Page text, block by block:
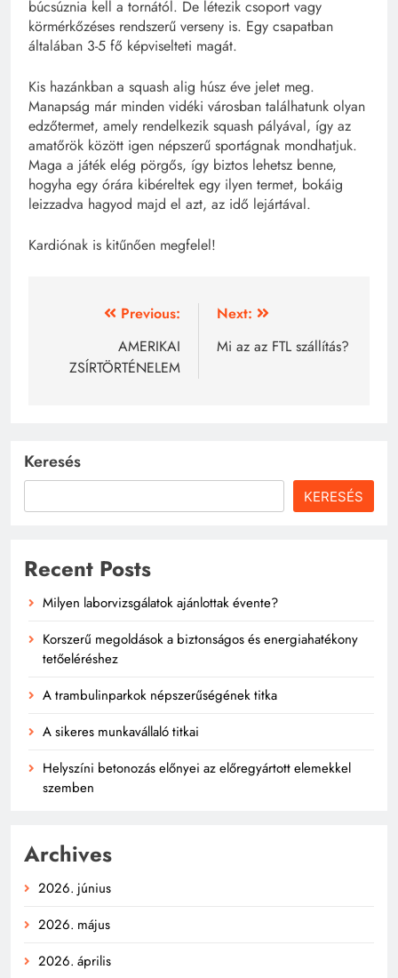
búcsúznia kell a tornától. De létezik csoport vagy
körmérkőzéses rendszerű verseny is. Egy csapatban
általában 3-5 fő képviselteti magát.
Kis hazánkban a squash alig húsz éve jelet meg.
Manapság már minden vidéki városban találhatunk olyan
edzőtermet, amely rendelkezik squash pályával, így az
amatőrök között igen népszerű sportágnak mondhatjuk.
Maga a játék elég pörgős, így biztos lehetsz benne,
hogyha egy órára kibéreltek egy ilyen termet, bokáig
leizzadva hagyod majd el azt, az idő lejártával.
Kardiónak is kitűnően megfelel!
Bejegyzés
navigáció
Previous:
AMERIKAI
ZSÍRTÖRTÉNELEM
Next:
Mi az az FTL szállítás?
Keresés
KERESÉS
Recent Posts
Milyen laborvizsgálatok ajánlottak évente?
Korszerű megoldások a biztonságos és energiahatékony
tetőeléréshez
A trambulinparkok népszerűségének titka
A sikeres munkavállaló titkai
Helyszíni betonozás előnyei az előregyártott elemekkel
szemben
Archives
2026. június
2026. május
2026. április